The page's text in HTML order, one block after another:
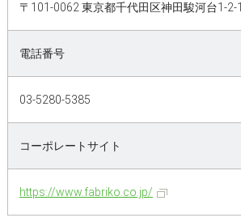
〒101-0062 東京都千代田区神田駿河台1-2-1
電話番号
03-5280-5385
コーポレートサイト
https://www.fabriko.co.jp/